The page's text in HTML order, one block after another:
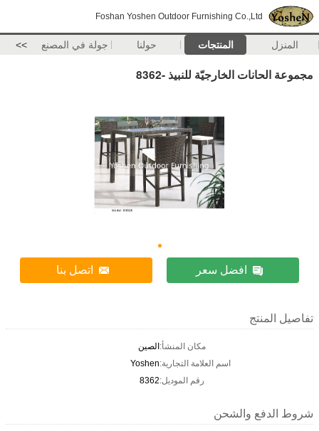
Foshan Yoshen Outdoor Furnishing Co.,Ltd
المنزل المنتجات حولنا جولة في المصنع >>
مجموعة الحانات الخارجيّة للنبيذ -8362
افضل سعر اتصل بنا
تفاصيل المنتج
مكان المنشأ:الصين
اسم العلامة التجارية:Yoshen
رقم الموديل:8362
شروط الدفع والشحن